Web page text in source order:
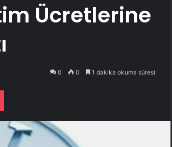
Ücretlerine
0 0 1 dakika okuma süresi
Pocket